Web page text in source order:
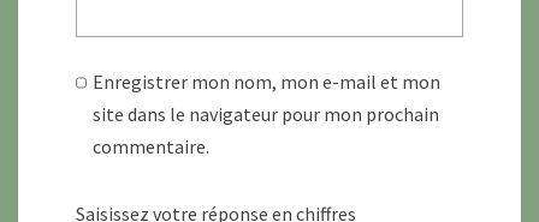
Enregistrer mon nom, mon e-mail et mon
site dans le navigateur pour mon prochain
commentaire.
Saisissez votre réponse en chiffres